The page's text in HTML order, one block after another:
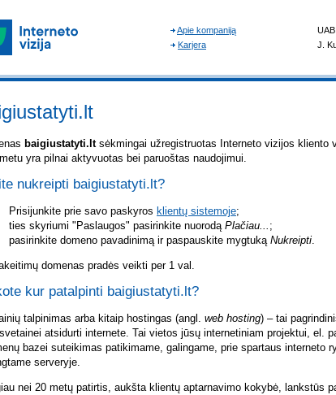
baigiustatyti.ltsėkmingai užregistruotas Interneto vizijos kliento
yra pilnai aktyvuotas bei paruoštas naudojimui.
nukreipti baigiustatyti.lt?
Prisijunkite prie savo paskyros klientų sistemoje;
ties skyriumi "Paslaugos" pasirinkite nuorodą Plačiau... ;
pasirinkite domeno pavadinimą ir paspauskite mygtuką Nukreipti.
domenas pradės veikti per 1 val.
kur patalpinti baigiustatyti.lt?
talpinimas arba kitaip hostingas (angl. web hosting) – tai
atsidurti internete. Tai vietos jūsų internetiniam projektui, el.
bazei suteikimas patikimame, galingame, prie spartaus interneto
serveryje.
nei 20 metų patirtis, aukšta klientų aptarnavimo kokybė, lankstūs